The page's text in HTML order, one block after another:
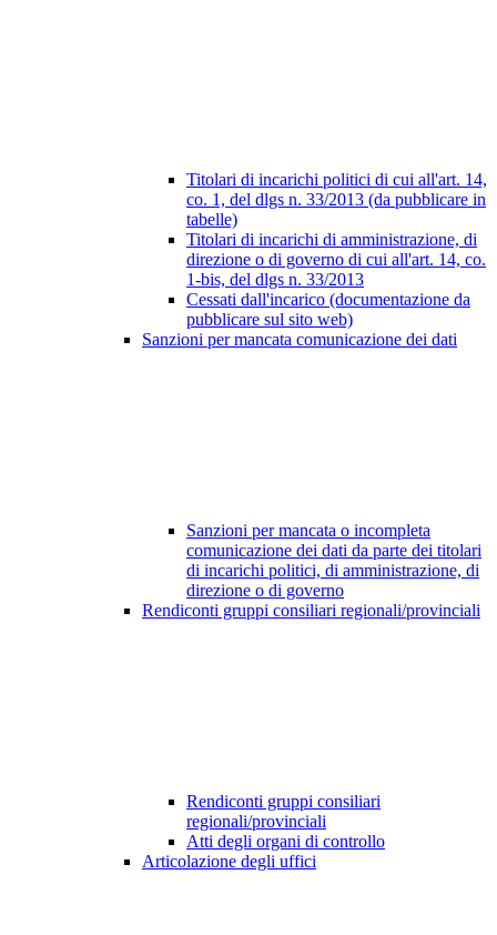
Titolari di incarichi politici di cui all'art. 14,
co. 1, del dlgs n. 33/2013 (da pubblicare in
tabelle)
Titolari di incarichi di amministrazione, di
direzione o di governo di cui all'art. 14, co.
1-bis, del dlgs n. 33/2013
Cessati dall'incarico (documentazione da
pubblicare sul sito web)
Sanzioni per mancata comunicazione dei dati
Sanzioni per mancata o incompleta
comunicazione dei dati da parte dei titolari
di incarichi politici, di amministrazione, di
direzione o di governo
Rendiconti gruppi consiliari regionali/provinciali
Rendiconti gruppi consiliari
regionali/provinciali
Atti degli organi di controllo
Articolazione degli uffici